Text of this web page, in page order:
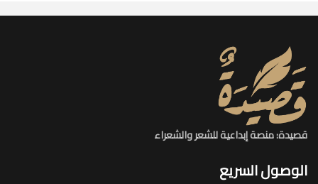
قصيدة: منصة إبداعية للشعر والشعراء
الوصول السريع